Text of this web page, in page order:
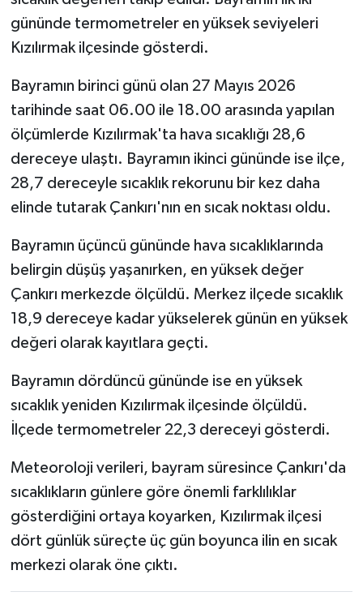
gününde termometreler en yüksek seviyeleri
Kızılırmak ilçesinde gösterdi.
Bayramın birinci günü olan 27 Mayıs 2026
tarihinde saat 06.00 ile 18.00 arasında yapılan
ölçümlerde Kızılırmak'ta hava sıcaklığı 28,6
dereceye ulaştı. Bayramın ikinci gününde ise ilçe,
28,7 dereceyle sıcaklık rekorunu bir kez daha
elinde tutarak Çankırı'nın en sıcak noktası oldu.
Bayramın üçüncü gününde hava sıcaklıklarında
belirgin düşüş yaşanırken, en yüksek değer
Çankırı merkezde ölçüldü. Merkez ilçede sıcaklık
18,9 dereceye kadar yükselerek günün en yüksek
değeri olarak kayıtlara geçti.
Bayramın dördüncü gününde ise en yüksek
sıcaklık yeniden Kızılırmak ilçesinde ölçüldü.
İlçede termometreler 22,3 dereceyi gösterdi.
Meteoroloji verileri, bayram süresince Çankırı'da
sıcaklıkların günlere göre önemli farklılıklar
gösterdiğini ortaya koyarken, Kızılırmak ilçesi
dört günlük süreçte üç gün boyunca ilin en sıcak
merkezi olarak öne çıktı.